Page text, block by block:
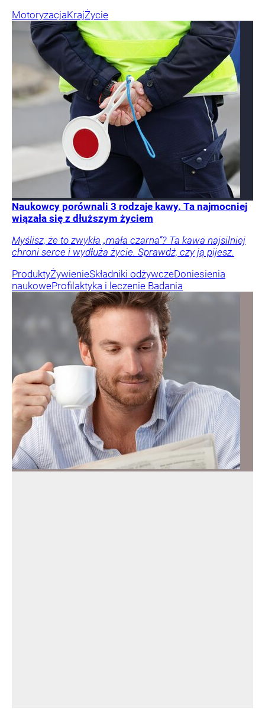
MotoryzacjaKrajŻycie
Naukowcy porównali 3 rodzaje kawy. Ta najmocniej
wiązała się z dłuższym życiem
Myślisz, że to zwykła „mała czarna”? Ta kawa najsilniej
chroni serce i wydłuża życie. Sprawdź, czy ją pijesz.
ProduktyŻywienieSkładniki odżywczeDoniesienia
naukoweProfilaktyka i leczenie Badania